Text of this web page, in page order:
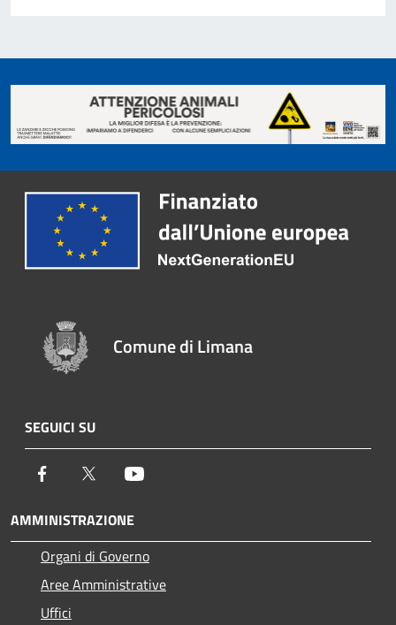
Comune di Limana
SEGUICI SU
Facebook Twitter
AMMINISTRAZIONE
Organi di Governo
Aree Amministrative
Uffici